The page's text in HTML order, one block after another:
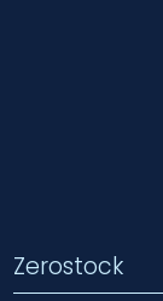
Zerostock